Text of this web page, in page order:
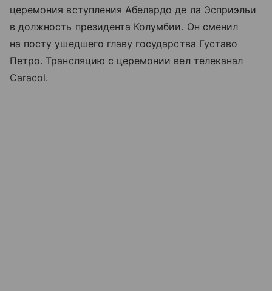
церемония вступления Абелардо де ла Эсприэльи
в должность президента Колумбии. Он сменил
на посту ушедшего главу государства Густаво
Петро. Трансляцию с церемонии вел телеканал
Caracol.